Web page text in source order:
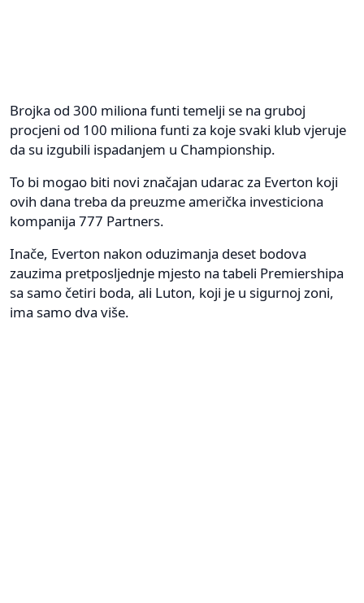
Brojka od 300 miliona funti temelji se na gruboj
procjeni od 100 miliona funti za koje svaki klub vjeruje
da su izgubili ispadanjem u Championship.
To bi mogao biti novi značajan udarac za Everton koji
ovih dana treba da preuzme američka investiciona
kompanija 777 Partners.
Inače, Everton nakon oduzimanja deset bodova
zauzima pretposljednje mjesto na tabeli Premiershipa
sa samo četiri boda, ali Luton, koji je u sigurnoj zoni,
ima samo dva više.